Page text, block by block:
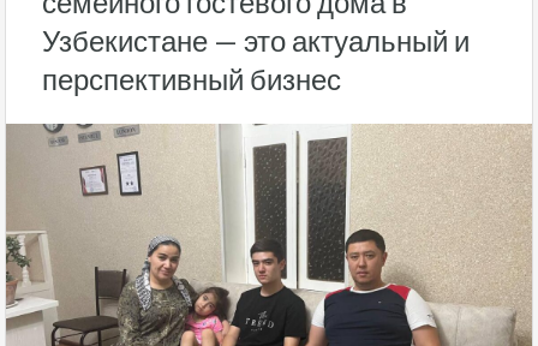
Узбекистане — это актуальный и
перспективный бизнес